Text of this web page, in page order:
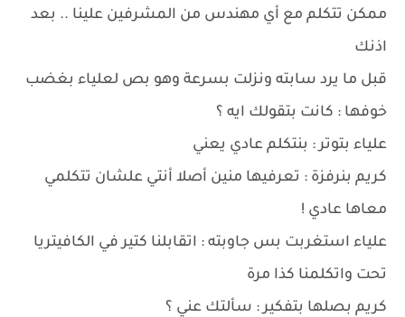
ممكن تتكلم مع أي مهندس من المشرفين علينا .. بعد
اذنك
قبل ما يرد سابته ونزلت بسرعة وهو بص لعلياء بغضب
خوفها : كانت بتقولك ايه ؟
علياء بتوتر : بنتكلم عادي يعني
كريم بنرفزة : تعرفيها منين أصلا أنتي علشان تتكلمي
معاها عادي !
علياء استغربت بس جاوبته : اتقابلنا كتير في الكافيتريا
تحت واتكلمنا كذا مرة
كريم بصلها بتفكير : سألتك عني ؟